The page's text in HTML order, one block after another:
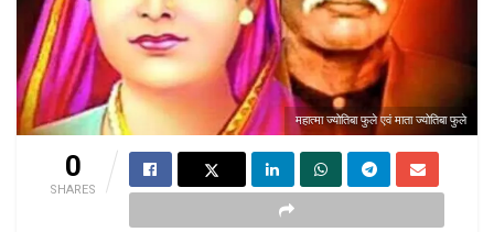
महात्मा ज्योतिबा फुले एवं माता ज्योतिबा फुले
0
SHARES